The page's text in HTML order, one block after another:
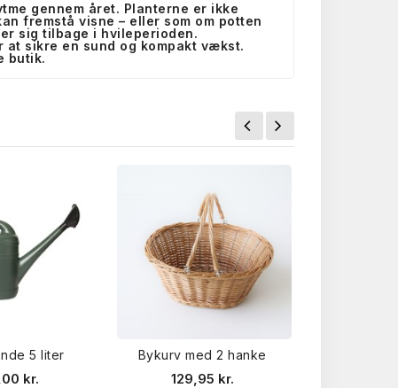
gennem året. Planterne er ikke
fremstå visne – eller som om potten
sig tilbage i hvileperioden.
sikre en sund og kompakt vækst.
butik.
5 liter
kr.
Bykurv med 2 hanke
129,95 kr.